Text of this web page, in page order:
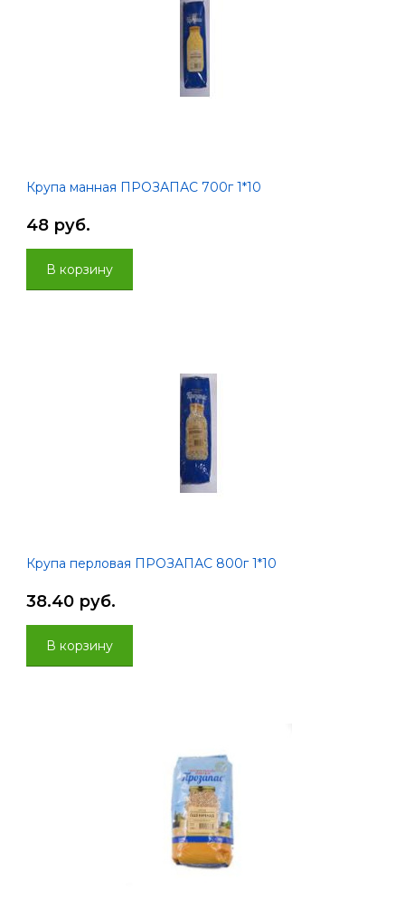
Крупа манная ПРОЗАПАС 700г 1*10
48 руб.
В корзину
Крупа перловая ПРОЗАПАС 800г 1*10
38.40 руб.
В корзину